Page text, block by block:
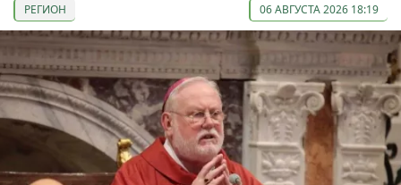
РЕГИОН 06 АВГУСТА 2026 18:19